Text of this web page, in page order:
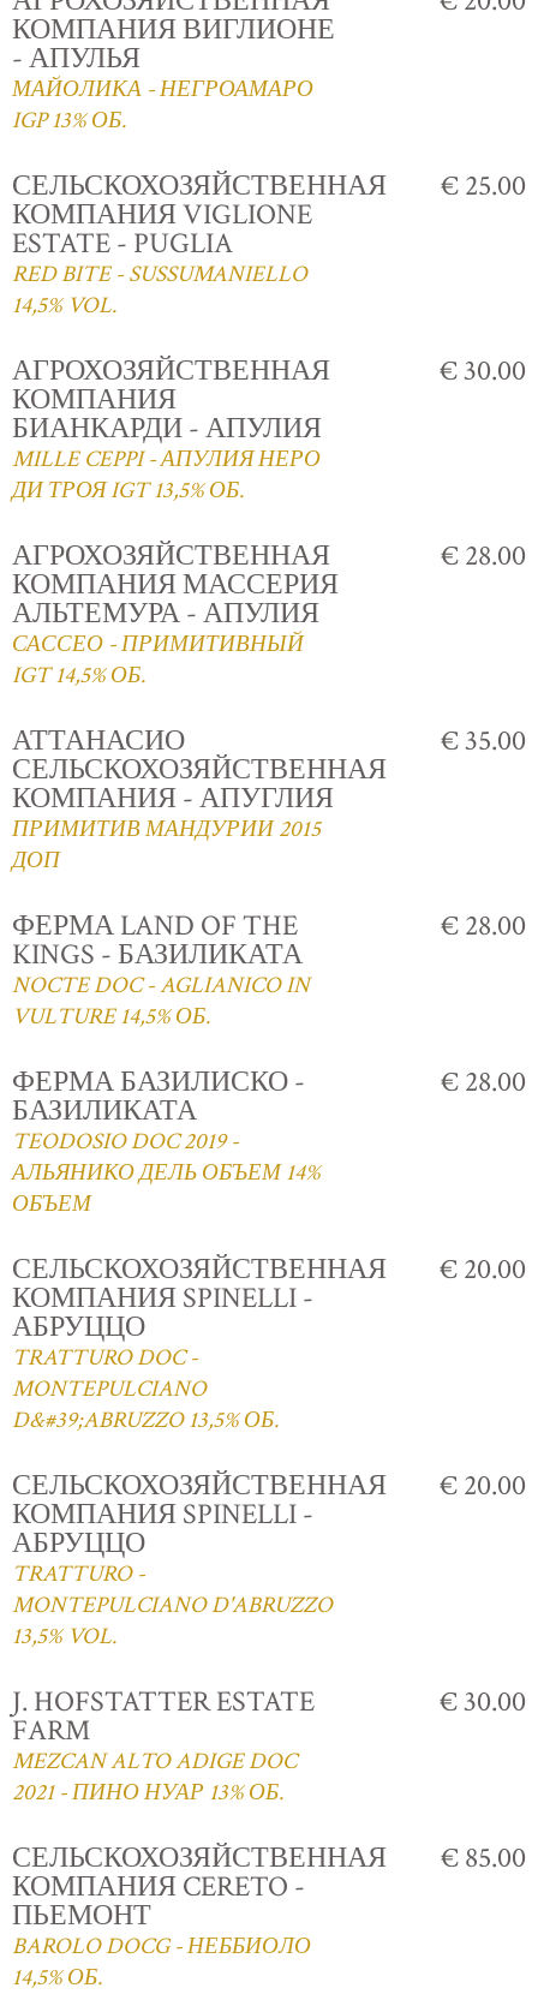
КОМПАНИЯ ВИГЛИОНЕ
- АПУЛЬЯ
МАЙОЛИКА - НЕГРОАМАРО
IGP 13% ОБ.
СЕЛЬСКОХОЗЯЙСТВЕННАЯ
КОМПАНИЯ VIGLIONE
ESTATE - PUGLIA
RED BITE - SUSSUMANIELLO
14,5% VOL.
€ 25.00
АГРОХОЗЯЙСТВЕННАЯ
КОМПАНИЯ
БИАНКАРДИ - АПУЛИЯ
MILLE CEPPI - АПУЛИЯ НЕРО
ДИ ТРОЯ IGT 13,5% ОБ.
€ 30.00
АГРОХОЗЯЙСТВЕННАЯ
КОМПАНИЯ МАССЕРИЯ
АЛЬТЕМУРА - АПУЛИЯ
САССЕО - ПРИМИТИВНЫЙ
IGT 14,5% ОБ.
€ 28.00
АТТАНАСИО
СЕЛЬСКОХОЗЯЙСТВЕННАЯ
КОМПАНИЯ - АПУГЛИЯ
ПРИМИТИВ МАНДУРИИ 2015
ДОП
€ 35.00
ФЕРМА LAND OF THE
KINGS - БАЗИЛИКАТА
NOCTE DOC - AGLIANICO IN
VULTURE 14,5% ОБ.
€ 28.00
ФЕРМА БАЗИЛИСКО -
БАЗИЛИКАТА
TEODOSIO DOC 2019 -
АЛЬЯНИКО ДЕЛЬ ОБЪЕМ 14%
ОБЪЕМ
€ 28.00
СЕЛЬСКОХОЗЯЙСТВЕННАЯ
КОМПАНИЯ SPINELLI -
АБРУЦЦО
TRATTURO DOC -
MONTEPULCIANO
D&#39;ABRUZZO 13,5% ОБ.
€ 20.00
СЕЛЬСКОХОЗЯЙСТВЕННАЯ
КОМПАНИЯ SPINELLI -
АБРУЦЦО
TRATTURO -
MONTEPULCIANO D'ABRUZZO
13,5% VOL.
€ 20.00
J. HOFSTATTER ESTATE
FARM
MEZCAN ALTO ADIGE DOC
2021 - ПИНО НУАР 13% ОБ.
€ 30.00
СЕЛЬСКОХОЗЯЙСТВЕННАЯ
КОМПАНИЯ CERETO -
ПЬЕМОНТ
BAROLO DOCG - НЕББИОЛО
14,5% ОБ.
€ 85.00